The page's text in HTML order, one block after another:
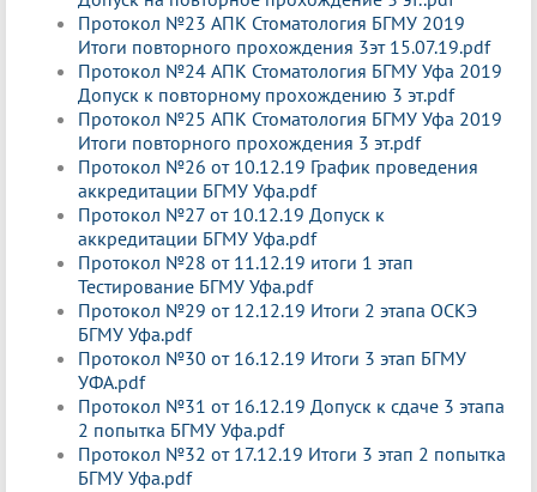
Протокол №23 АПК Стоматология БГМУ 2019
Итоги повторного прохождения 3эт 15.07.19.pdf
Протокол №24 АПК Стоматология БГМУ Уфа 2019
Допуск к повторному прохождению 3 эт.pdf
Протокол №25 АПК Стоматология БГМУ Уфа 2019
Итоги повторного прохождения 3 эт.pdf
Протокол №26 от 10.12.19 График проведения
аккредитации БГМУ Уфа.pdf
Протокол №27 от 10.12.19 Допуск к
аккредитации БГМУ Уфа.pdf
Протокол №28 от 11.12.19 итоги 1 этап
Тестирование БГМУ Уфа.pdf
Протокол №29 от 12.12.19 Итоги 2 этапа ОСКЭ
БГМУ Уфа.pdf
Протокол №30 от 16.12.19 Итоги 3 этап БГМУ
УФА.pdf
Протокол №31 от 16.12.19 Допуск к сдаче 3 этапа
2 попытка БГМУ Уфа.pdf
Протокол №32 от 17.12.19 Итоги 3 этап 2 попытка
БГМУ Уфа.pdf